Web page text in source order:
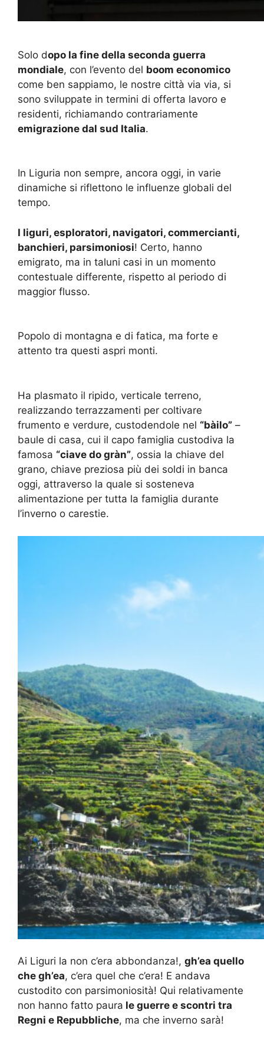
Solo dopo la fine della seconda guerra
mondiale, con l’evento del boom economico
come ben sappiamo, le nostre città via via, si
sono sviluppate in termini di offerta lavoro e
residenti, richiamando contrariamente
emigrazione dal sud Italia.
In Liguria non sempre, ancora oggi, in varie
dinamiche si riflettono le influenze globali del
tempo.
I liguri, esploratori, navigatori, commercianti,
banchieri, parsimoniosi! Certo, hanno
emigrato, ma in taluni casi in un momento
contestuale differente, rispetto al periodo di
maggior flusso.
Popolo di montagna e di fatica, ma forte e
attento tra questi aspri monti.
Ha plasmato il ripido, verticale terreno,
realizzando terrazzamenti per coltivare
frumento e verdure, custodendole nel “bàilo” –
baule di casa, cui il capo famiglia custodiva la
famosa “ciave do gràn”, ossia la chiave del
grano, chiave preziosa più dei soldi in banca
oggi, attraverso la quale si sosteneva
alimentazione per tutta la famiglia durante
l’inverno o carestie.
Ai Liguri la non c’era abbondanza!, gh’ea quello
che gh’ea, c’era quel che c’era! E andava
custodito con parsimoniosità! Qui relativamente
non hanno fatto paura le guerre e scontri tra
Regni e Repubbliche, ma che inverno sarà!